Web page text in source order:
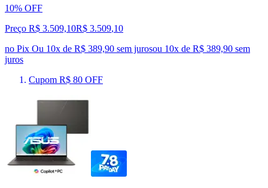
10% OFF
Preço R$ 3.509,10R$ 3.509,10
no Pix Ou 10x de R$ 389,90 sem jurosou 10x de R$ 389,90 sem
juros
Cupom R$ 80 OFF